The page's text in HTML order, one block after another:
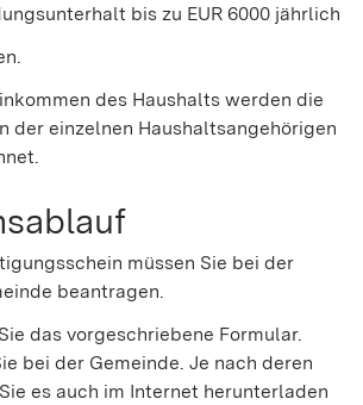
bis zu EUR 6000 jährlich
des Haushalts werden die
der einzelnen Haushaltsangehörigen
müssen Sie bei der
beantragen.
das vorgeschriebene Formular.
bei der Gemeinde. Je nach deren
es auch im Internet herunterladen